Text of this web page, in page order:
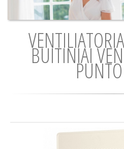
BUITINIAI